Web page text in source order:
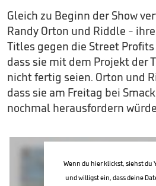
Gleich zu Beginn der Show
Randy Orton und Riddle - ihre
Titles gegen die Street
dass sie mit dem Projekt der
nicht fertig seien. Orton und
dass sie am Freitag bei
nochmal herausfordern
Wenn du hier klickst, siehst du
und willigst ein, dass deine